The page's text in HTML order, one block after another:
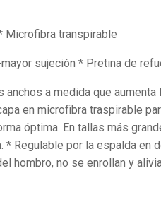
Microfibra transpirable
sujeción * Pretina de
anchos a medida que
en microfibra traspirable
óptima. En tallas más
* Regulable por la espalda en
hombro, no se enrollan y